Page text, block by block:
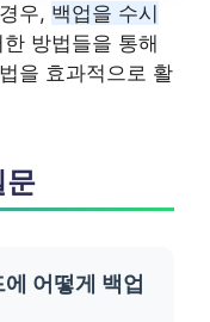
우, 백업을 수시
방법들을 통해
을 효과적으로 활
문
어떻게 백업